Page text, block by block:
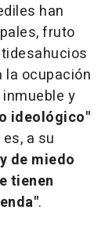
han
fruto
la ocupación
y
ideológico"
a su
de miedo
tienen
.